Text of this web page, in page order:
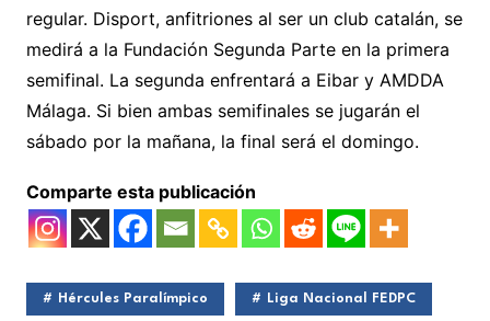
regular. Disport, anfitriones al ser un club catalán, se
medirá a la Fundación Segunda Parte en la primera
semifinal. La segunda enfrentará a Eibar y AMDDA
Málaga. Si bien ambas semifinales se jugarán el
sábado por la mañana, la final será el domingo.
Comparte esta publicación
Hércules Paralímpico Liga Nacional FEDPC